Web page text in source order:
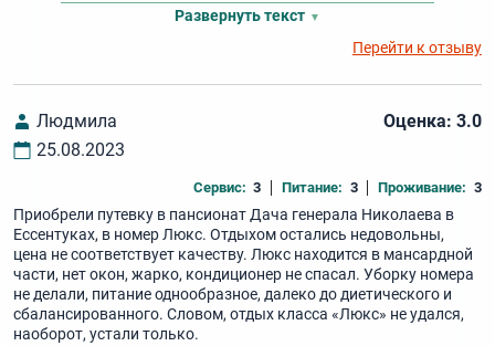
Развернуть текст
Перейти к отзыву
Людмила
25.08.2023
Оценка: 3.0
Сервис: 3 Питание: 3 Проживание: 3
Приобрели путевку в пансионат Дача генерала Николаева в
Ессентуках, в номер Люкс. Отдыхом остались недовольны,
цена не соответствует качеству. Люкс находится в мансардной
части, нет окон, жарко, кондиционер не спасал. Уборку номера
не делали, питание однообразное, далеко до диетического и
сбалансированного. Словом, отдых класса «Люкс» не удался,
наоборот, устали только.